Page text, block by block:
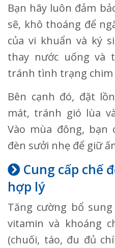
Bạn hãy luôn đảm
sẽ, khô thoáng để
của vi khuẩn và ký
thay nước uống và
tránh tình trạng
Bên cạnh đó, đặt
mát, tránh gió lùa
Vào mùa đông, bạn
đèn sưởi nhẹ để giữ
Cung cấp chế
hợp lý
Tăng cường bổ
vitamin và khoáng
(chuối, táo, đu đủ